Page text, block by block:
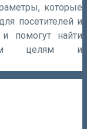
которые
посетителей и
и помогут найти
целям и